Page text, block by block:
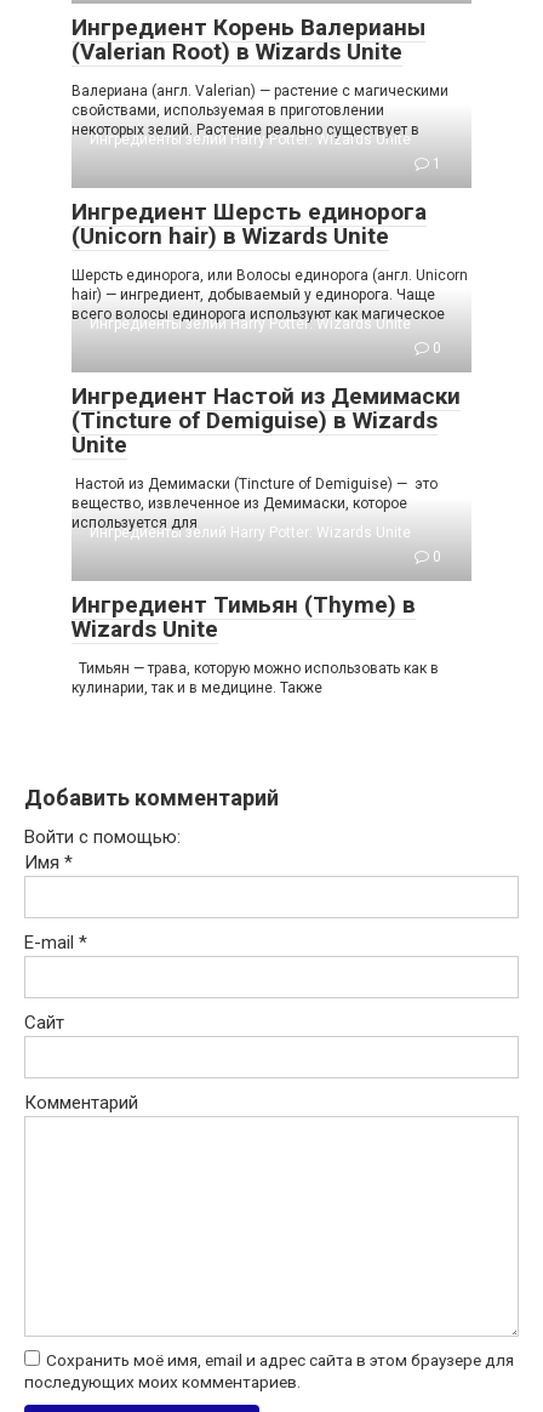
Ингредиент Корень Валерианы
(Valerian Root) в Wizards Unite
Валериана (англ. Valerian) — растение с магическими
свойствами, используемая в приготовлении
некоторых зелий. Растение реально существует в
Ингредиенты зелий Harry Potter: Wizards Unite
1
Ингредиент Шерсть единорога
(Unicorn hair) в Wizards Unite
Шерсть единорога, или Волосы единорога (англ. Unicorn
hair) — ингредиент, добываемый у единорога. Чаще
всего волосы единорога используют как магическое
Ингредиенты зелий Harry Potter: Wizards Unite
0
Ингредиент Настой из Демимаски
(Tincture of Demiguise) в Wizards
Unite
Настой из Демимаски (Tincture of Demiguise) — это
вещество, извлеченное из Демимаски, которое
используется для
Ингредиенты зелий Harry Potter: Wizards Unite
0
Ингредиент Тимьян (Thyme) в
Wizards Unite
Тимьян — трава, которую можно использовать как в
кулинарии, так и в медицине. Также
Добавить комментарий
Войти с помощью:
Имя *
E-mail *
Сайт
Комментарий
Сохранить моё имя, email и адрес сайта в этом браузере для
последующих моих комментариев.